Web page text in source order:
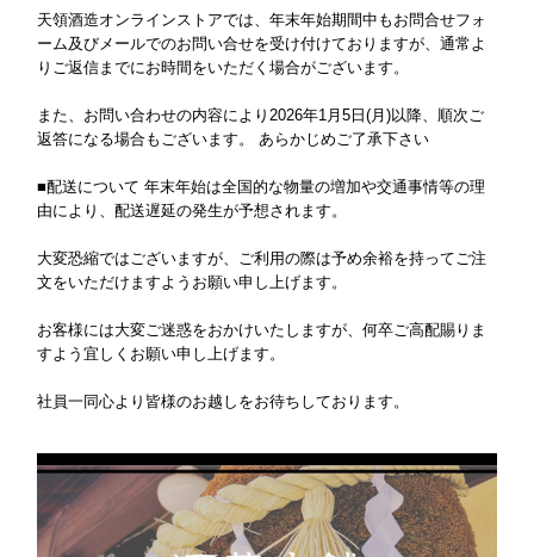
天領酒造オンラインストアでは、年末年始期間中もお問合せフォ
ーム及びメールでのお問い合せを受け付けておりますが、通常よ
りご返信までにお時間をいただく場合がございます。
また、お問い合わせの内容により2026年1月5日(月)以降、順次ご
返答になる場合もございます。 あらかじめご了承下さい
■配送について 年末年始は全国的な物量の増加や交通事情等の理
由により、配送遅延の発生が予想されます。
大変恐縮ではございますが、ご利用の際は予め余裕を持ってご注
文をいただけますようお願い申し上げます。
お客様には大変ご迷惑をおかけいたしますが、何卒ご高配賜りま
すよう宜しくお願い申し上げます。
社員一同心より皆様のお越しをお待ちしております。